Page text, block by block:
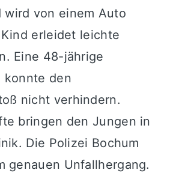
wird von einem Auto
erleidet leichte
Eine 48-jährige
konnte den
nicht verhindern.
bringen den Jungen in
Die Polizei Bochum
genauen Unfallhergang.